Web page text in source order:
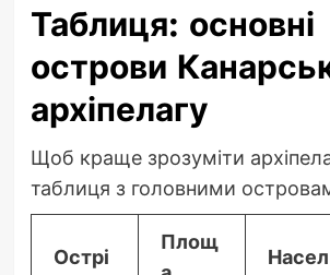
Таблиця: основні
острови
архіпелагу
Щоб краще зрозуміти
таблиця з головними
Острі
Площ
Насел